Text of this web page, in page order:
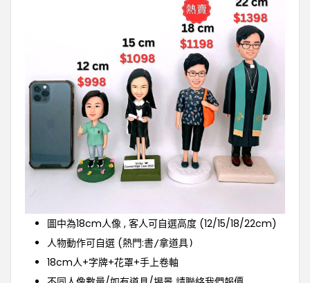
圖中為18cm人像 , 客人可自選高度 (12/15/18/22cm)
人物動作可自選 (熱門:書/拿道具)
18cm人+字牌+花罩+手上卷軸